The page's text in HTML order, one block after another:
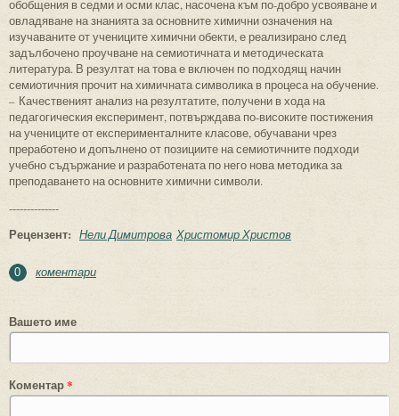
обобщения в седми и осми клас, насочена към по-добро усвояване и
овладяване на знанията за основните химични означения на
изучаваните от учениците химични обекти, е реализирано след
задълбочено проучване на семиотичната и методическата
литература. В резултат на това е включен по подходящ начин
семиотичния прочит на химичната символика в процеса на обучение.
– Качественият анализ на резултатите, получени в хода на
педагогическия експеримент, потвърждава по-високите постижения
на учениците от експерименталните класове, обучавани чрез
преработено и допълнено от позициите на семиотичните подходи
учебно съдържание и разработената по него нова методика за
преподаването на основните химични символи.
--------------
Рецензент: Нели Димитрова Христомир Христов
0 коментари
Вашето име
Коментар*